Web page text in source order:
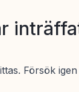
Försök